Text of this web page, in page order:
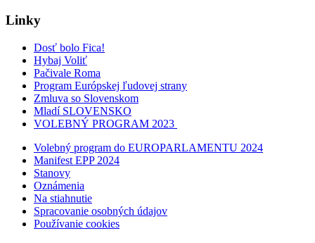
Linky
Dosť bolo Fica!
Hybaj Voliť
Pačivale Roma
Program Európskej ľudovej strany
Zmluva so Slovenskom
Mladí SLOVENSKO
VOLEBNÝ PROGRAM 2023
Volebný program do EUROPARLAMENTU 2024
Manifest EPP 2024
Stanovy
Oznámenia
Na stiahnutie
Spracovanie osobných údajov
Používanie cookies